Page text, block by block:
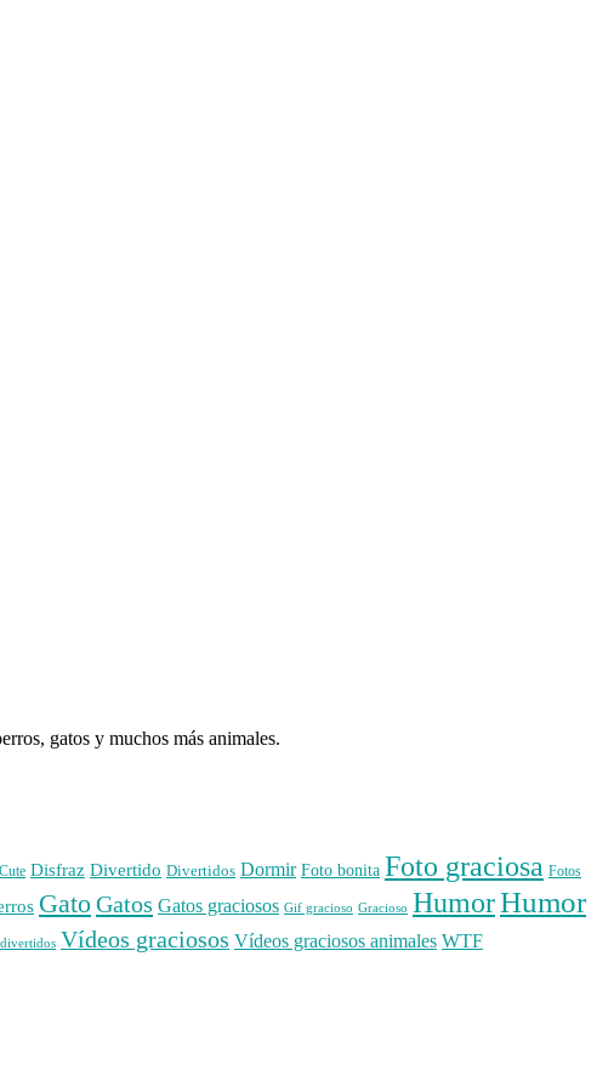
gatos y muchos más animales.
Cute Disfraz Divertido Divertidos Dormir Foto bonita Foto graciosa Fotos
GatoGatos Gatos graciosos Gif gracioso Gracioso HumorHumor
Vídeos graciosos Vídeos graciosos animales WTF